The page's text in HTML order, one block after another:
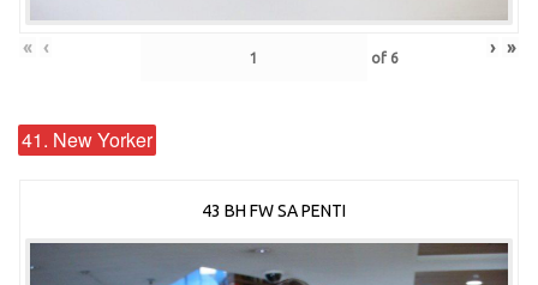
« ‹ of 6 › »
41. New Yorker
43 BH FW SA PENTI